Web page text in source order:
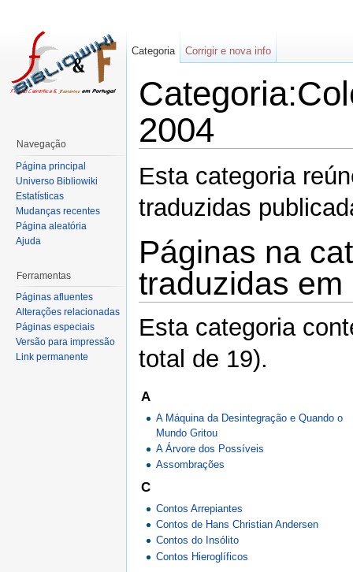
2004
Esta categoria
traduzidas
Páginas na
traduzidas em
Esta categoria
total de 19).
A
A Máquina da Desintegração e Quando o
Mundo Gritou
A Árvore dos Possíveis
Assombrações
C
Contos Arrepiantes
Contos de Hans Christian Andersen
Contos do Insólito
Contos Hieroglíficos
Categoria Corrigir e nova info
Navegação
Página principal
Universo Bibliowiki
Estatísticas
Mudanças recentes
Página aleatória
Ajuda
Ferramentas
Páginas afluentes
Alterações relacionadas
Páginas especiais
Versão para impressão
Link permanente